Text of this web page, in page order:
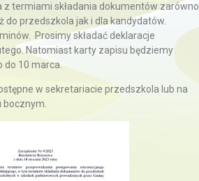
termiami składania dokumentów zarówno
do przedszkola jak i dla kandydatów.
Prosimy składać deklaracje
Natomiast karty zapisu będziemy
do 10 marca.
w sekretariacie przedszkola lub na